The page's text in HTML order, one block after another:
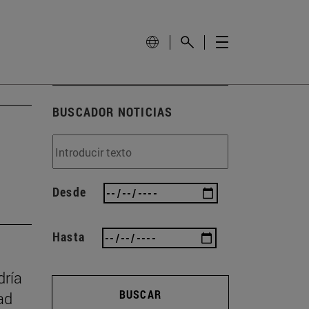
BUSCADOR NOTICIAS
Desde
Hasta
BUSCAR